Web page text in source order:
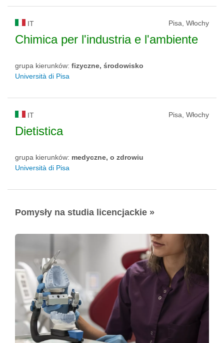
IT Pisa, Włochy
Chimica per l'industria e l'ambiente
grupa kierunków: fizyczne, środowisko
Università di Pisa
IT Pisa, Włochy
Dietistica
grupa kierunków: medyczne, o zdrowiu
Università di Pisa
Pomysły na studia licencjackie »